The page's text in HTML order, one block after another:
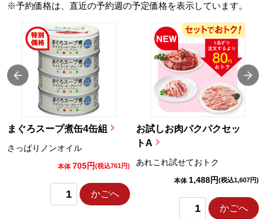
※予約価格は、直近の予約週の予定価格を表示しています。
まぐろスープ煮缶4缶組
さっぱりノンオイル
本体 705円(税込761円)
かごへ
お試しお肉パクパクセッ
トA
あれこれ試せておトク
本体 1,488円(税込1,607円)
かごへ